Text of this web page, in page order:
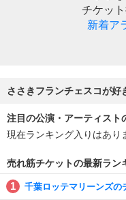
チケッ
新着ア
ささきフランチェスコが好
注目の公演・アーティスト
現在ランキング入りはあり
売れ筋チケットの最新ラン
千葉ロッテマリーンズの